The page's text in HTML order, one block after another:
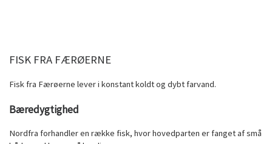
FISK FRA FÆRØERNE
Fisk fra Færøerne lever i konstant koldt og dybt farvand.
Bæredygtighed
Nordfra forhandler en række fisk, hvor hovedparten er fanget af små